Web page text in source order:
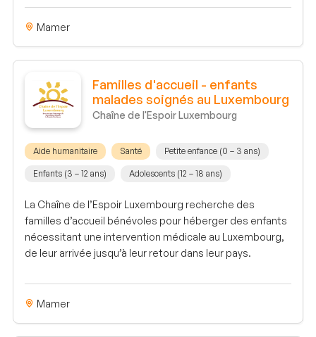
Mamer
Familles d'accueil - enfants
malades soignés au Luxembourg
Chaîne de l'Espoir Luxembourg
Aide humanitaire Santé Petite enfance (0 – 3 ans)
Enfants (3 – 12 ans) Adolescents (12 – 18 ans)
La Chaîne de l’Espoir Luxembourg recherche des
familles d’accueil bénévoles pour héberger des enfants
nécessitant une intervention médicale au Luxembourg,
de leur arrivée jusqu’à leur retour dans leur pays.
Mamer